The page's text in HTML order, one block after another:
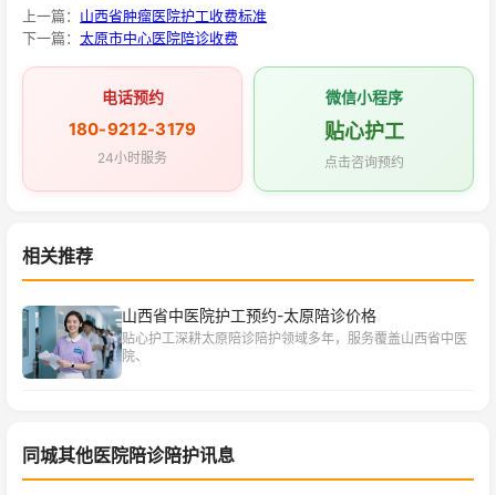
上一篇： 山西省肿瘤医院护工收费标准
下一篇： 太原市中心医院陪诊收费
电话预约
180-9212-3179
24小时服务
微信小程序
贴心护工
点击咨询预约
相关推荐
山西省中医院护工预约-太原陪诊价格
贴心护工深耕太原陪诊陪护领域多年，服务覆盖山西省中医
院、
同城其他医院陪诊陪护讯息